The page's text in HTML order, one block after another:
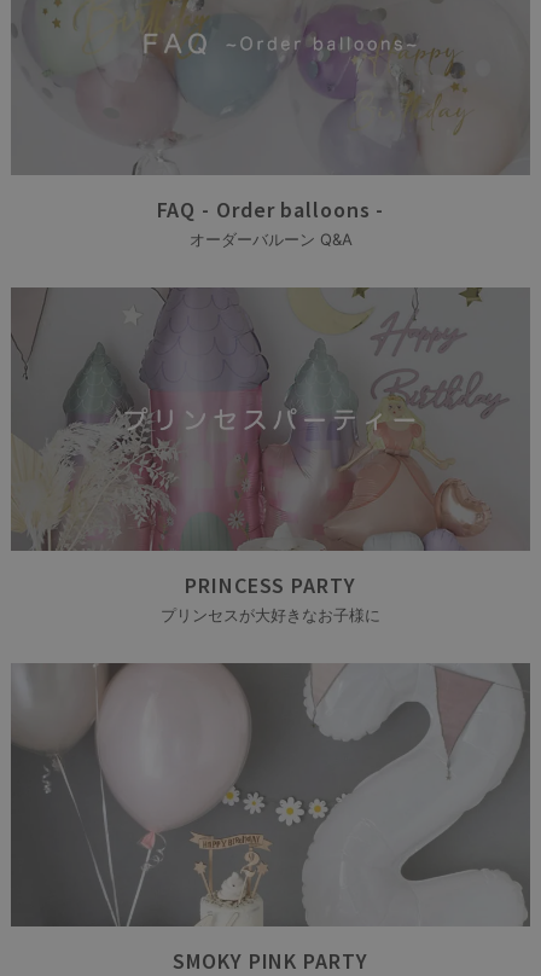
FAQ - Order balloons -
オーダーバルーン Q&A
PRINCESS PARTY
プリンセスが大好きなお子様に
SMOKY PINK PARTY